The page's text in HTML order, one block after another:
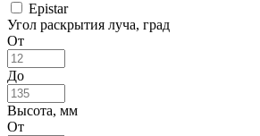
Epistar
Угол раскрытия луча, град
От
До
Высота, мм
От